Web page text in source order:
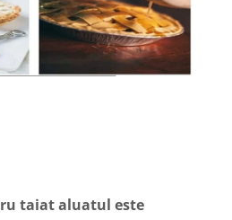
taiat aluatul este